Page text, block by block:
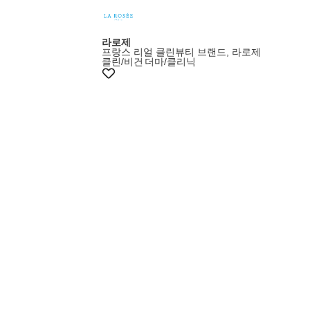
증정이벤트
라로제
프랑스 리얼 클린뷰티 브랜드, 라로제
클린/비건 더마/클리닉